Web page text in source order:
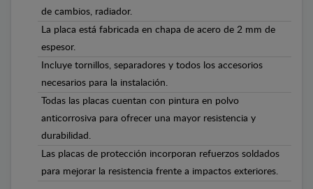
de cambios, radiador.
La placa está fabricada en chapa de acero de 2 mm de
espesor.
Incluye tornillos, separadores y todos los accesorios
necesarios para la instalación.
Todas las placas cuentan con pintura en polvo
anticorrosiva para ofrecer una mayor resistencia y
durabilidad.
Las placas de protección incorporan refuerzos soldados
para mejorar la resistencia frente a impactos exteriores.